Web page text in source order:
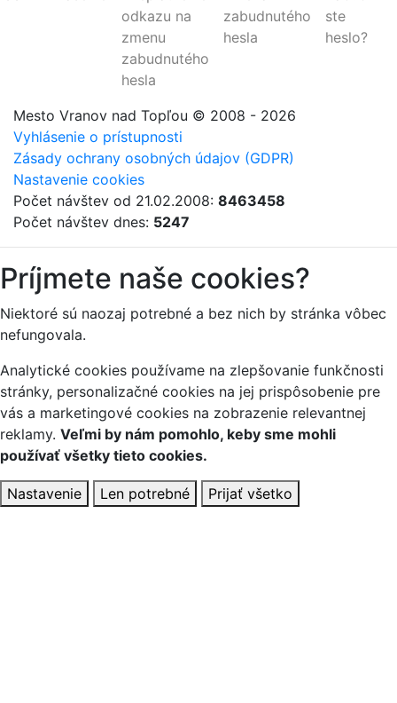
odkazu na
zmenu
zabudnutého
hesla
zabudnutého
hesla
ste
heslo?
Mesto Vranov nad Topľou © 2008 - 2026
Vyhlásenie o prístupnosti
Zásady ochrany osobných údajov (GDPR)
Nastavenie cookies
Počet návštev od 21.02.2008: 8463458
Počet návštev dnes: 5247
Príjmete naše cookies?
Niektoré sú naozaj potrebné a bez nich by stránka vôbec
nefungovala.
Analytické cookies používame na zlepšovanie funkčnosti
stránky, personalizačné cookies na jej prispôsobenie pre
vás a marketingové cookies na zobrazenie relevantnej
reklamy. Veľmi by nám pomohlo, keby sme mohli
používať všetky tieto cookies.
Nastavenie Len potrebné Prijať všetko